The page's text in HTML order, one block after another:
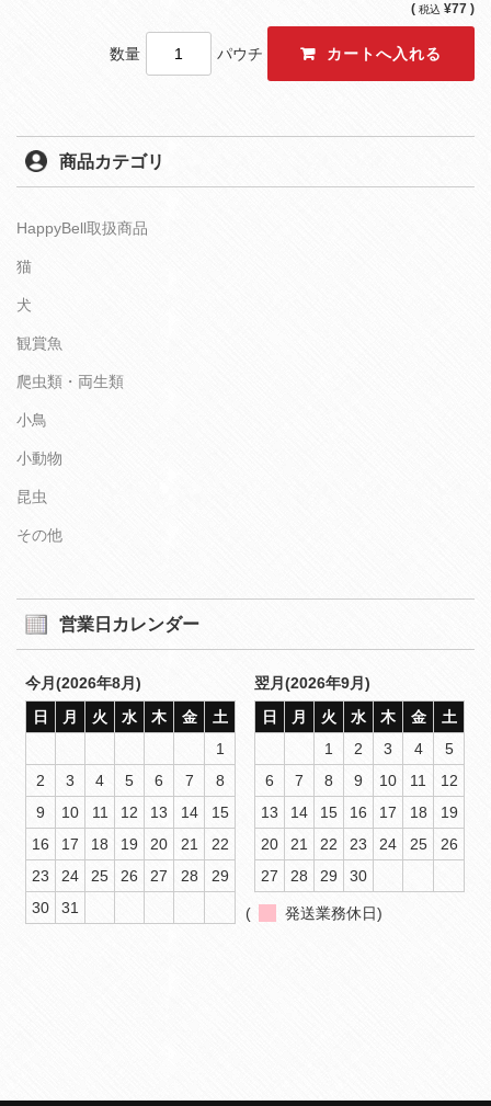
( 税込 ¥77 )
数量 パウチ
商品カテゴリ
HappyBell取扱商品
猫
犬
観賞魚
爬虫類・両生類
小鳥
小動物
昆虫
その他
営業日カレンダー
今月(2026年8月)
日
月 火 水 木 金
土
1
2
3 4 5 6 7
8
9
10 11 12 13 14
15
16
17 18 19 20 21
22
23
24 25 26 27 28
29
30
31
翌月(2026年9月)
日
月 火 水 木 金
土
1
2 3 4
5
6
7 8 9 10 11
12
13
14 15 16 17 18
19
20
21 22 23 24 25
26
27
28 29 30
( 発送業務休日)